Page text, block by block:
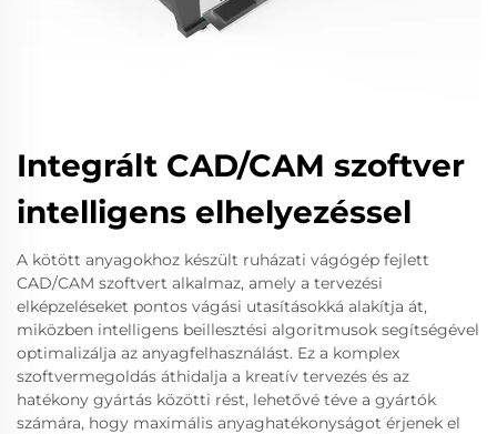
Integrált CAD/CAM szoftver
intelligens elhelyezéssel
A kötött anyagokhoz készült ruházati vágógép fejlett
CAD/CAM szoftvert alkalmaz, amely a tervezési
elképzeléseket pontos vágási utasításokká alakítja át,
miközben intelligens beillesztési algoritmusok segítségével
optimalizálja az anyagfelhasználást. Ez a komplex
szoftvermegoldás áthidalja a kreatív tervezés és az
hatékony gyártás közötti rést, lehetővé téve a gyártók
számára, hogy maximális anyaghatékonyságot érjenek el